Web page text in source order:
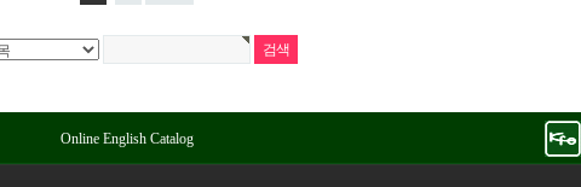
Online English Catalog